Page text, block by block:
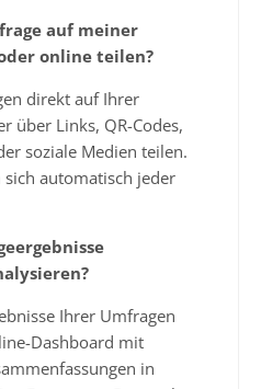
auf meiner
online teilen?
direkt auf Ihrer
über Links, QR-Codes,
soziale Medien teilen.
automatisch jeder
Ihrer Umfragen
Dashboard mit
in